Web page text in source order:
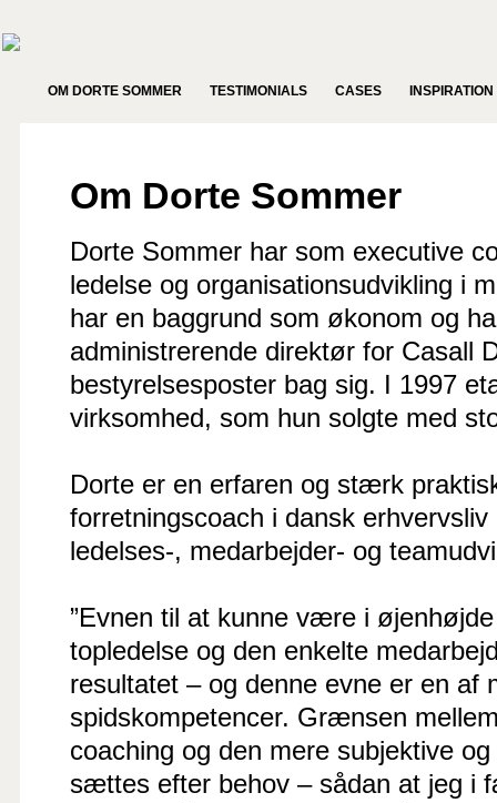
OM DORTE SOMMER TESTIMONIALS CASES INSPIRATION
Om Dorte Sommer
Dorte Sommer har som executive
ledelse og organisationsudvikling i
har en baggrund som økonom og
administrerende direktør for Casall
bestyrelsesposter bag sig. I 1997
virksomhed, som hun solgte med
Dorte er en erfaren og stærk
forretningscoach i dansk
ledelses-, medarbejder- og
”Evnen til at kunne være i
topledelse og den enkelte
resultatet – og denne evne er en af
spidskompetencer. Grænsen
coaching og den mere subjektive
sættes efter behov – sådan at jeg i